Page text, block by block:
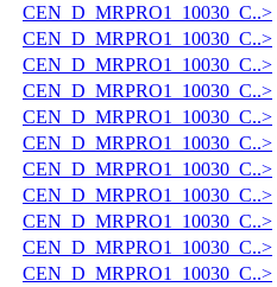
CEN_D_MRPRO1_10030_C..>
CEN_D_MRPRO1_10030_C..>
CEN_D_MRPRO1_10030_C..>
CEN_D_MRPRO1_10030_C..>
CEN_D_MRPRO1_10030_C..>
CEN_D_MRPRO1_10030_C..>
CEN_D_MRPRO1_10030_C..>
CEN_D_MRPRO1_10030_C..>
CEN_D_MRPRO1_10030_C..>
CEN_D_MRPRO1_10030_C..>
CEN_D_MRPRO1_10030_C..>